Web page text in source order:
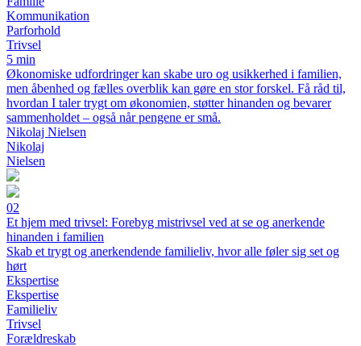
Kommunikation
Parforhold
Trivsel
5 min
Økonomiske udfordringer kan skabe uro og usikkerhed i familien,
men åbenhed og fælles overblik kan gøre en stor forskel. Få råd til,
hvordan I taler trygt om økonomien, støtter hinanden og bevarer
sammenholdet – også når pengene er små.
Nikolaj Nielsen
Nikolaj
Nielsen
02
Et hjem med trivsel: Forebyg mistrivsel ved at se og anerkende
hinanden i familien
Skab et trygt og anerkendende familieliv, hvor alle føler sig set og
hørt
Ekspertise
Ekspertise
Familieliv
Trivsel
Forældreskab